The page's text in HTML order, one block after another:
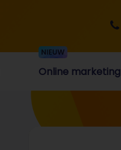
Online marketing